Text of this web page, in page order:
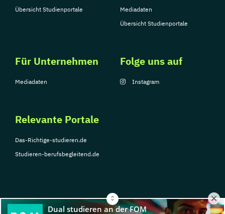
Übersicht Studienportale
Mediadaten
Übersicht Studienportale
Für Unternehmen
Mediadaten
Relevante Portale
Das-Richtige-studieren.de
Studieren-berufsbegleitend.de
Folge uns auf
Instagram